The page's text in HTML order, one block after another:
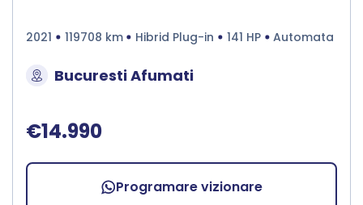
2021 119708 km Hibrid Plug-in 141 HP Automata
Bucuresti Afumati
€14.990
Programare vizionare